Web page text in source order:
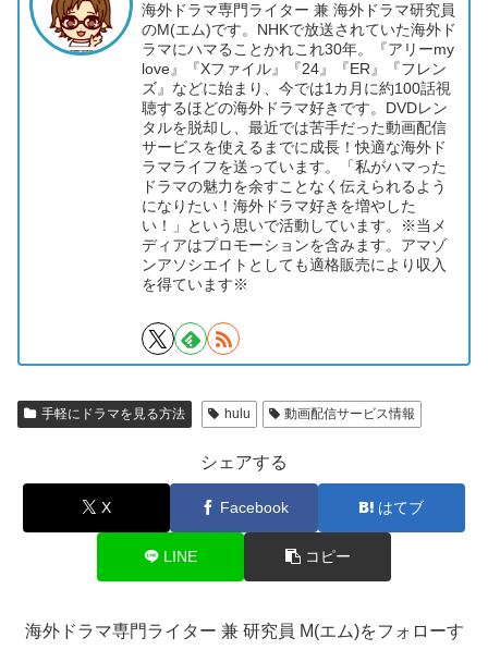
海外ドラマ専門ライター 兼 海外ドラマ研究員
のM(エム)です。NHKで放送されていた海外ド
ラマにハマることかれこれ30年。『アリーmy
love』『Xファイル』『24』『ER』『フレン
ズ』などに始まり、今では1カ月に約100話視
聴するほどの海外ドラマ好きです。DVDレン
タルを脱却し、最近では苦手だった動画配信
サービスを使えるまでに成長！快適な海外ド
ラマライフを送っています。「私がハマった
ドラマの魅力を余すことなく伝えられるよう
になりたい！海外ドラマ好きを増やした
い！」という思いで活動しています。※当メ
ディアはプロモーションを含みます。アマゾ
ンアソシエイトとしても適格販売により収入
を得ています※
手軽にドラマを見る方法 hulu 動画配信サービス情報
シェアする
X Facebook はてブ
LINE コピー
海外ドラマ専門ライター 兼 研究員 M(エム)をフォローす